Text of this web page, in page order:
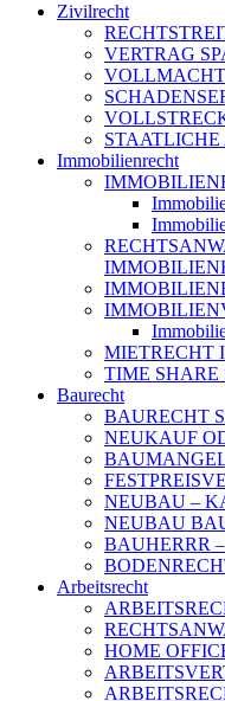
Zivilrecht
VERTRAG
Immobilienrecht
MIETRECHT
TIME SHARE
Baurecht
BAURECHT
NEUKAUF
NEUBAU –
NEUBAU
BAUHERRR
Arbeitsrecht
HOME